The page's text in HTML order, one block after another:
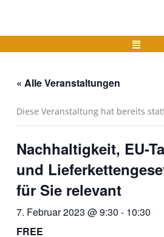
« Alle Veranstaltungen
Diese Veranstaltung hat bereits
Nachhaltigkeit, EU-
und
für Sie relevant
7. Februar 2023 @ 9:30 - 10:30
FREE